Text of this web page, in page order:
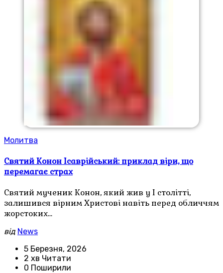
Молитва
Святий Конон Ісаврійський: приклад віри, що
перемагає страх
Святий мученик Конон, який жив у І столітті,
залишився вірним Христові навіть перед обличчям
жорстоких…
від News
5 Березня, 2026
2 хв Читати
0 Поширили